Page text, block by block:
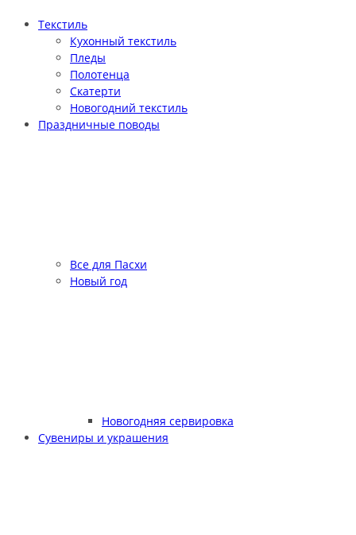
Текстиль
Кухонный текстиль
Пледы
Полотенца
Скатерти
Новогодний текстиль
Праздничные поводы
Все для Пасхи
Новый год
Новогодняя сервировка
Сувениры и украшения